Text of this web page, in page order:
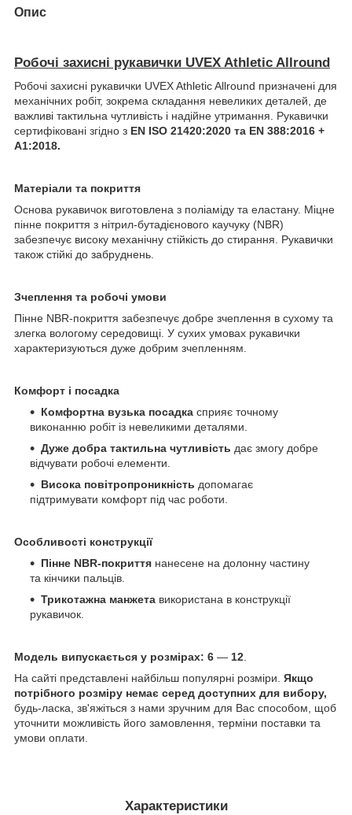
Опис
Робочі захисні рукавички UVEX Athletic Allround
Робочі захисні рукавички UVEX Athletic Allround призначені для
механічних робіт, зокрема складання невеликих деталей, де
важливі тактильна чутливість і надійне утримання. Рукавички
сертифіковані згідно з EN ISO 21420:2020 та EN 388:2016 +
A1:2018.
Матеріали та покриття
Основа рукавичок виготовлена з поліаміду та еластану. Міцне
пінне покриття з нітрил-бутадієнового каучуку (NBR)
забезпечує високу механічну стійкість до стирання. Рукавички
також стійкі до забруднень.
Зчеплення та робочі умови
Пінне NBR-покриття забезпечує добре зчеплення в сухому та
злегка вологому середовищі. У сухих умовах рукавички
характеризуються дуже добрим зчепленням.
Комфорт і посадка
Комфортна вузька посадка сприяє точному
виконанню робіт із невеликими деталями.
Дуже добра тактильна чутливість дає змогу добре
відчувати робочі елементи.
Висока повітропроникність допомагає
підтримувати комфорт під час роботи.
Особливості конструкції
Пінне NBR-покриття нанесене на долонну частину
та кінчики пальців.
Трикотажна манжета використана в конструкції
рукавичок.
Модель випускається у розмірах: 6 — 12.
На сайті представлені найбільш популярні розміри. Якщо
потрібного розміру немає серед доступних для вибору,
будь-ласка, зв'яжіться з нами зручним для Вас способом, щоб
уточнити можливість його замовлення, терміни поставки та
умови оплати.
Характеристики